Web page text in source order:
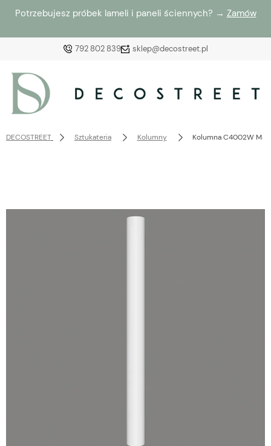
Potrzebujesz próbek lameli i paneli ściennych? → Zamów
792 802 839 sklep@decostreet.pl
Załóż konto
zaloguj się, aby przywrócić dodane produkty do listy
DECOSTREET Sztukateria Kolumny Kolumna C4002W